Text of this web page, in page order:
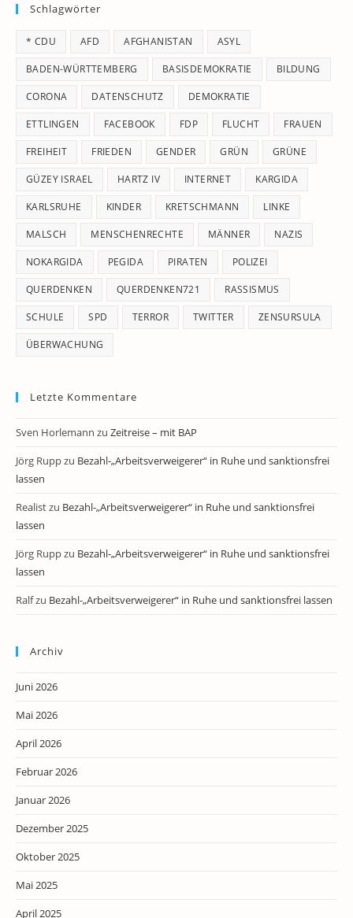
Schlagwörter
* CDU AFD AFGHANISTAN ASYL
BADEN-WÜRTTEMBERG BASISDEMOKRATIE BILDUNG
CORONA DATENSCHUTZ DEMOKRATIE
ETTLINGEN FACEBOOK FDP FLUCHT FRAUEN
FREIHEIT FRIEDEN GENDER GRÜN GRÜNE
GÜZEY ISRAEL HARTZ IV INTERNET KARGIDA
KARLSRUHE KINDER KRETSCHMANN LINKE
MALSCH MENSCHENRECHTE MÄNNER NAZIS
NOKARGIDA PEGIDA PIRATEN POLIZEI
QUERDENKEN QUERDENKEN721 RASSISMUS
SCHULE SPD TERROR TWITTER ZENSURSULA
ÜBERWACHUNG
Letzte Kommentare
Sven Horlemann zu Zeitreise – mit BAP
Jörg Ruppzu Bezahl-„Arbeitsverweigerer“ in Ruhe und sanktionsfrei
lassen
Realistzu Bezahl-„Arbeitsverweigerer“ in Ruhe und sanktionsfrei
lassen
Jörg Ruppzu Bezahl-„Arbeitsverweigerer“ in Ruhe und sanktionsfrei
lassen
Ralfzu Bezahl-„Arbeitsverweigerer“ in Ruhe und sanktionsfrei lassen
Archiv
Juni 2026
Mai 2026
April 2026
Februar 2026
Januar 2026
Dezember 2025
Oktober 2025
Mai 2025
April 2025